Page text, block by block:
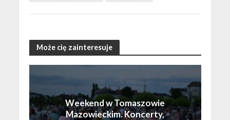
Może cię zainteresuje
Weekend w Tomaszowie
Mazowieckim. Koncerty,